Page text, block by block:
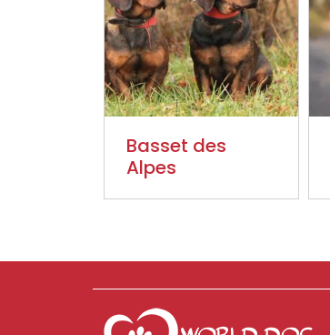
Basset des
Alpes